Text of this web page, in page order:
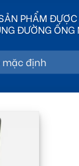
PHẨM
ĐƯỜNG ỐNG